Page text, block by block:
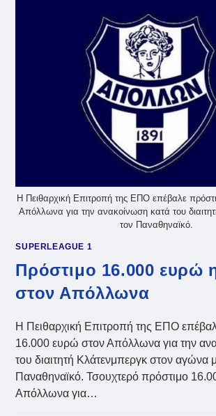
1-
1
Η Πειθαρχική Επιτροπή της ΕΠΟ επέβαλε
Απόλλωνα για την ανακοίνωση κατά του
τον Παναθηναϊκό.
SUPERLEAGUE 1
Πρόστιμο 16.000 ευρώ
στον Απόλλωνα
Η Πειθαρχική Επιτροπή της ΕΠΟ
16.000 ευρώ στον Απόλλωνα για την
του διαιτητή Κλάτενμπεργκ στον αγώνα
Παναθηναϊκό. Τσουχτερό πρόστιμο
Απόλλωνα για…